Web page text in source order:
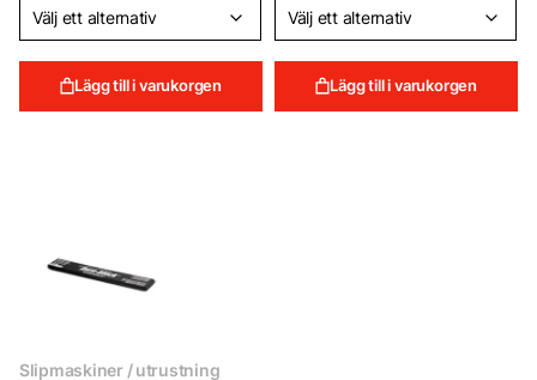
Lägg till i varukorgen Lägg till i varukorgen
Slipmaskiner / utrustning